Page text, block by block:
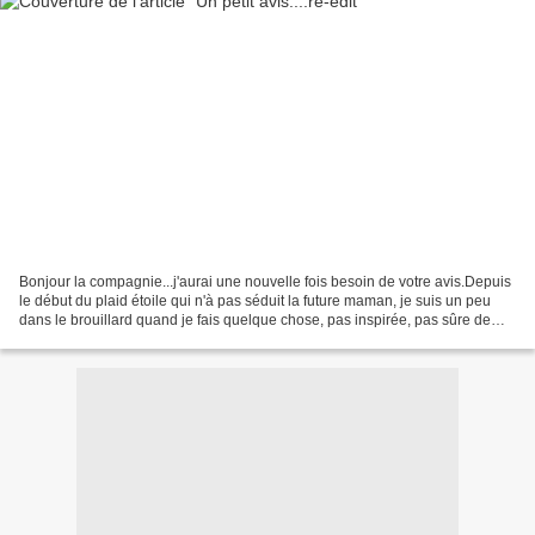
Bonjour la compagnie...j'aurai une nouvelle fois besoin de votre avis.Depuis
le début du plaid étoile qui n'à pas séduit la future maman, je suis un peu
dans le brouillard quand je fais quelque chose, pas inspirée, pas sûre de